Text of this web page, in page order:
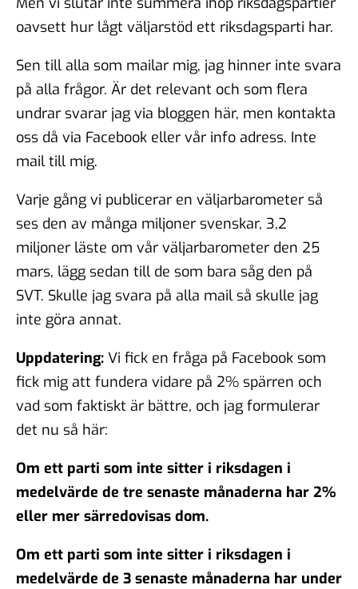
oavsett hur lågt väljarstöd ett riksdagsparti har.
Sen till alla som mailar mig, jag hinner inte svara
på alla frågor. Är det relevant och som flera
undrar svarar jag via bloggen här, men kontakta
oss då via Facebook eller vår info adress. Inte
mail till mig.
Varje gång vi publicerar en väljarbarometer så
ses den av många miljoner svenskar, 3,2
miljoner läste om vår väljarbarometer den 25
mars, lägg sedan till de som bara såg den på
SVT. Skulle jag svara på alla mail så skulle jag
inte göra annat.
Uppdatering: Vi fick en fråga på Facebook som
fick mig att fundera vidare på 2% spärren och
vad som faktiskt är bättre, och jag formulerar
det nu så här:
Om ett parti som inte sitter i riksdagen i
medelvärde de tre senaste månaderna har 2%
eller mer särredovisas dom.
Om ett parti som inte sitter i riksdagen i
medelvärde de 3 senaste månaderna har under